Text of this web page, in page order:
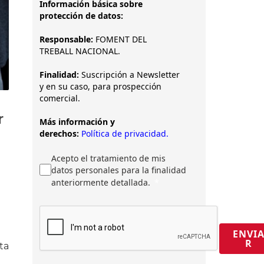
Información básica sobre
protección de datos:
Responsable: FOMENT DEL
TREBALL NACIONAL.
Finalidad: Suscripción a Newsletter
y en su caso, para prospección
comercial.
Más información y
derechos: Política de privacidad.
Acepto el tratamiento de mis
datos personales para la finalidad
anteriormente detallada.
ENVIA
R